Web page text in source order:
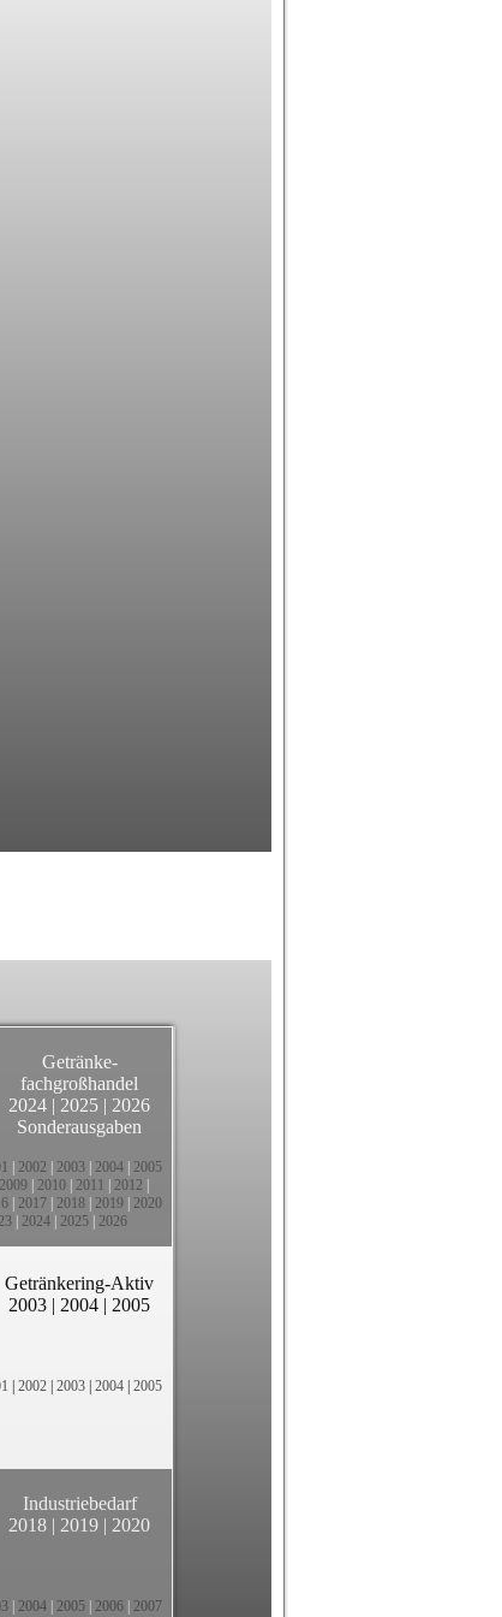
Getränke-
fachgroßhandel
2024 | 2025 | 2026
Sonderausgaben
2002 2003 2004 2005
2009 2010 2011 2012
2017 2018 2019 2020
| 2024| 2025| 2026
Getränkering-Aktiv
2003 | 2004 | 2005
| 2002 | 2003 | 2004 | 2005
Industriebedarf
2018 | 2019 | 2020
2004 2005 2006 2007